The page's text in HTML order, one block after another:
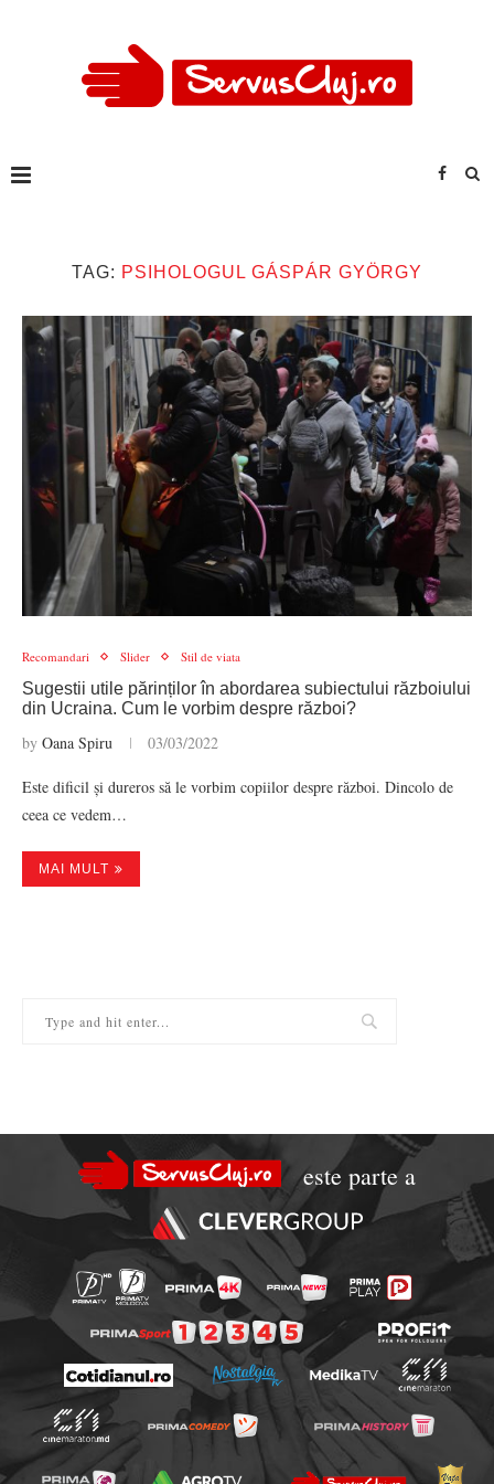
TAG: PSIHOLOGUL GÁSPÁR GYÖRGY
Recomandari Slider Stil de viata
Sugestii utile părinților în abordarea subiectului războiului
din Ucraina. Cum le vorbim despre război?
by Oana Spiru 03/03/2022
Este dificil și dureros să le vorbim copiilor despre război. Dincolo de
ceea ce vedem…
MAI MULT
este parte a